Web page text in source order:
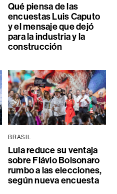
Qué piensa de las
encuestas Luis Caputo
y el mensaje que dejó
para la industria y la
construcción
BRASIL
Lula reduce su ventaja
sobre Flávio Bolsonaro
rumbo a las elecciones,
según nueva encuesta